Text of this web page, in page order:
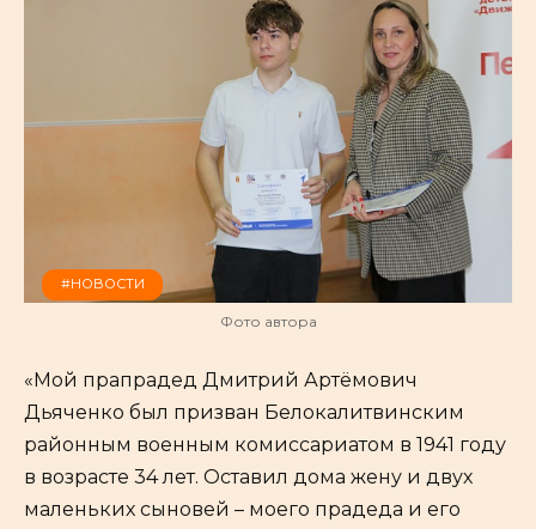
#НОВОСТИ
Фото автора
«Мой прапрадед Дмитрий Артёмович
Дьяченко был призван Белокалитвинским
районным военным комиссариатом в 1941 году
в возрасте 34 лет. Оставил дома жену и двух
маленьких сыновей – моего прадеда и его